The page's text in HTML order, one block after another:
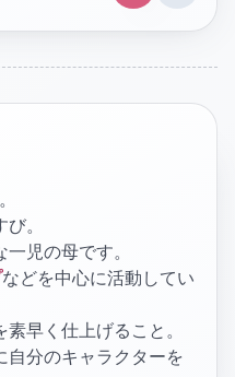
。
児の母です。
などを中心に活動してい
早く仕上げること。
自分のキャラクターを